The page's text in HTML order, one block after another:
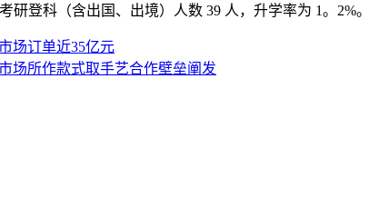
研登科（含出国、出境）人数 39 人，升学率为 1。2%。
场订单近35亿元
场所作款式取手艺合作壁垒阐发